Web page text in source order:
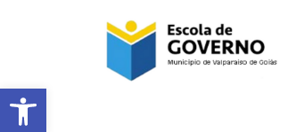
Abrir barra de ferramentas